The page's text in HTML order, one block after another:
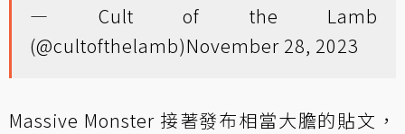
— Cult of the Lamb
(@cultofthelamb)November 28, 2023
Massive Monster 接著發布相當大膽的貼文，